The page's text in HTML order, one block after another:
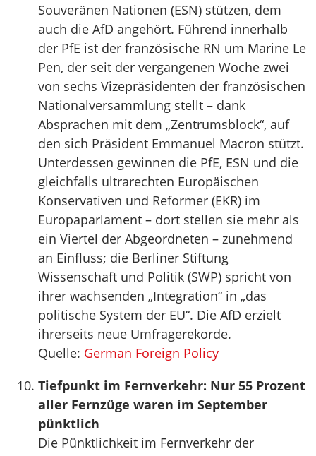
Souveränen Nationen (ESN) stützen, dem
auch die AfD angehört. Führend innerhalb
der PfE ist der französische RN um Marine Le
Pen, der seit der vergangenen Woche zwei
von sechs Vizepräsidenten der französischen
Nationalversammlung stellt – dank
Absprachen mit dem „Zentrumsblock“, auf
den sich Präsident Emmanuel Macron stützt.
Unterdessen gewinnen die PfE, ESN und die
gleichfalls ultrarechten Europäischen
Konservativen und Reformer (EKR) im
Europaparlament – dort stellen sie mehr als
ein Viertel der Abgeordneten – zunehmend
an Einfluss; die Berliner Stiftung
Wissenschaft und Politik (SWP) spricht von
ihrer wachsenden „Integration“ in „das
politische System der EU“. Die AfD erzielt
ihrerseits neue Umfragerekorde.
Quelle: German Foreign Policy
Tiefpunkt im Fernverkehr: Nur 55 Prozent
aller Fernzüge waren im September
pünktlich
Die Pünktlichkeit im Fernverkehr der